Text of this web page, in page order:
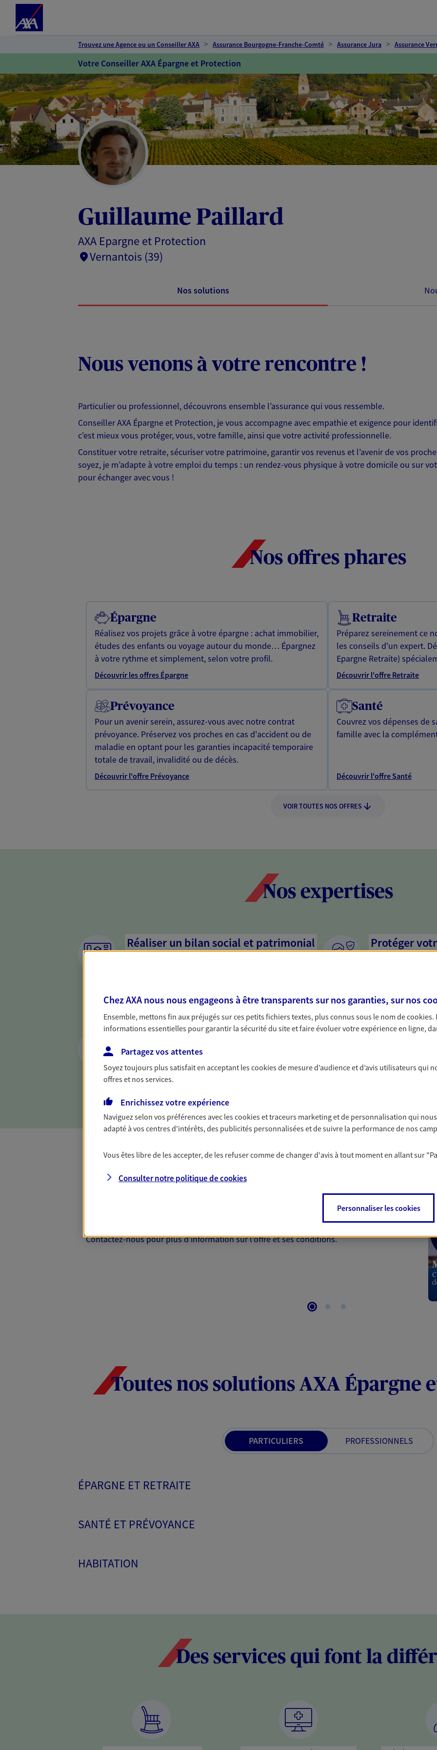
Trouvez une Agence ou un Conseiller AXA Assurance Bourgogne-Franche-Comté Assurance Jura Assurance
Votre Conseiller AXA Épargne et Protection
Guillaume Paillard
AXA Epargne et Protection
Vernantois (39)
Nos solutions
Nous venons à votre rencontre !
Particulier ou professionnel, découvrons ensemble l’assurance qui vous ressemble.
Conseiller AXA Épargne et Protection, je vous accompagne avec empathie et exigence pour
c'est mieux vous protéger, vous, votre famille, ainsi que votre activité professionnelle.
Constituer votre retraite, sécuriser votre patrimoine, garantir vos revenus et l’avenir de vos
soyez, je m’adapte à votre emploi du temps : un rendez-vous physique à votre domicile ou sur
pour échanger avec vous !
Nos offres phares
Épargne
Réalisez vos projets grâce à votre épargne : achat immobilier,
études des enfants ou voyage autour du monde… Épargnez
à votre rythme et simplement, selon votre profil.
Découvrir les offres Épargne
Retraite
Préparez sereinement ce
les conseils d'un expert.
Epargne Retraite)
Découvrir l'offre Retraite
Prévoyance
Pour un avenir serein, assurez-vous avec notre contrat
prévoyance. Préservez vos proches en cas d'accident ou de
maladie en optant pour les garanties incapacité temporaire
totale de travail, invalidité ou de décès.
Découvrir l'offre Prévoyance
Santé
Couvrez vos dépenses de
famille avec la
Découvrir l'offre Santé
VOIR TOUTES NOS OFFRES
Nos expertises
Réaliser un bilan social et patrimonial
dresser un bilan complet de votre situation. Une analyse
solide pour vous formuler des conseils cohérents avec vos
besoins.
Protéger
Nous sommes à
activité, mais aussi
interlocuteur pour
Optimiser la gestion de votre
patrimoine
Gérez et optimisez votre patrimoine avec nos solutions pour
diversifier vos placements et protéger vos actifs.
chaque jour l'avenir
Complémentaire Santé
Santé d’AXA, adaptez vos garanties à votre budget et situation tout en profitant de –10% sur
votre cotisation, si vous avez 60 ans et plus ; et si vous êtes un travailleur non salarié.
Contactez-nous pour plus d’information sur l’offre et ses conditions.
Toutes nos solutions AXA Épargne
PARTICULIERS PROFESSIONNELS
ÉPARGNE ET RETRAITE
SANTÉ ET PRÉVOYANCE
HABITATION
Des services qui font la
Chez AXA nous nous engageons à être transparents sur nos garanties, sur nos
Ensemble, mettons fin aux préjugés sur ces petits fichiers textes, plus connus sous le nom decookies.
informations essentielles pour garantir la sécurité du site et faire évoluer votre expérience en ligne,
Partagez vos attentes
Soyez toujours plus satisfait en acceptant lescookiesde mesure d’audience et d’avis utilisateurs qui
offres et nos services.
Enrichissez votre expérience
Naviguez selon vos préférences avec lescookies et traceurs marketing et de personnalisation qui
adapté à vos centres d'intérêts, des publicités personnalisées et de suivre la performance de nos
Vous êtes libre de les accepter, de les refuser comme de changer d'avis à tout moment en allant sur
Consulter notre politique decookies
Personnaliser les cookies